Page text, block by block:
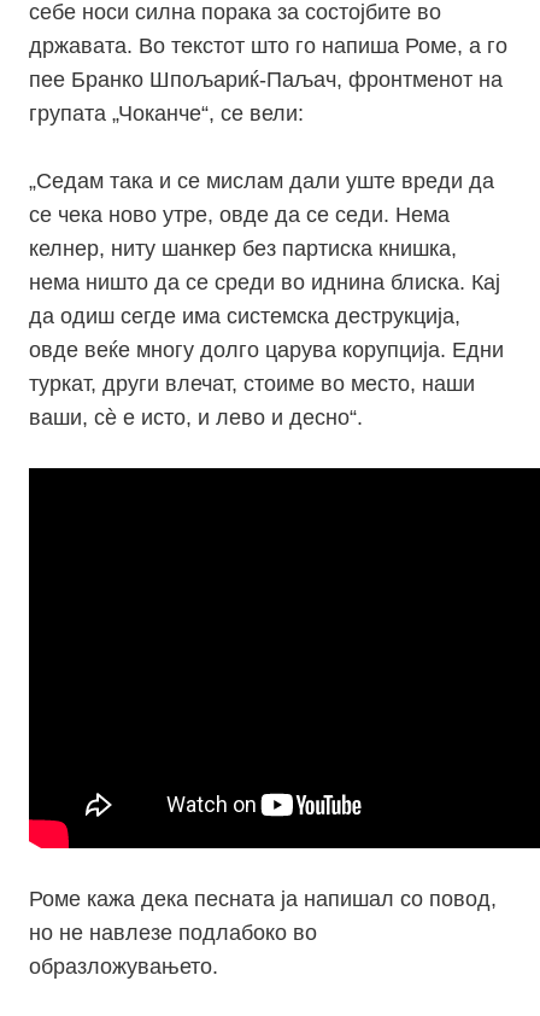
себе носи силна порака за состојбите во
државата. Во текстот што го напиша Роме, а го
пее Бранко Шпољариќ-Паљач, фронтменот на
групата „Чоканче“, се вели:
„Седам така и се мислам дали уште вреди да
се чека ново утре, овде да се седи. Нема
келнер, ниту шанкер без партиска книшка,
нема ништо да се среди во иднина блиска. Кај
да одиш сегде има системска деструкција,
овде веќе многу долго царува корупција. Едни
туркат, други влечат, стоиме во место, наши
ваши, сѐ е исто, и лево и десно“.
Роме кажа дека песната ја напишал со повод,
но не навлезе подлабоко во
образложувањето.